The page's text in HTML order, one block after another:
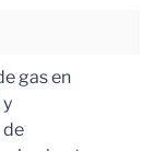
gas en